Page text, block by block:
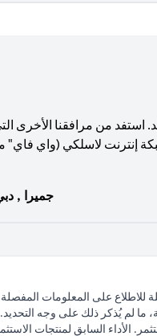
استفد من مرافقنا الأخرى
إنترنت لاسلكي (واي فاي"
جميرا ,
على المعلومات
ما لم يُذكر ذلك على وجه
الأداء السابق لمنتجات